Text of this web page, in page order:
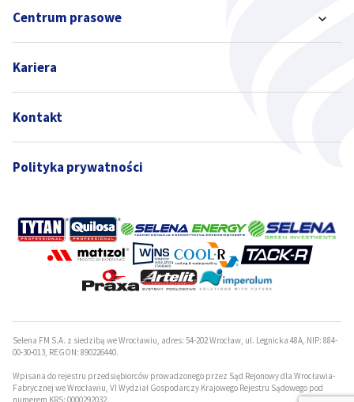
Centrum prasowe
Kariera
Kontakt
Polityka prywatności
Selena FM S.A. z siedzibą we Wrocławiu, adres: 54-202 Wrocław, ul. Legnicka 48A, NIP: 884-
00-30-013, REGON: 890226440.
Wpisana do rejestru przedsiębiorców prowadzonego przez Sąd Rejonowy dla Wrocławia-
Fabrycznej we Wrocławiu, VI Wydział Gospodarczy Krajowego Rejestru Sądowego pod
numerem KRS: 0000292032.